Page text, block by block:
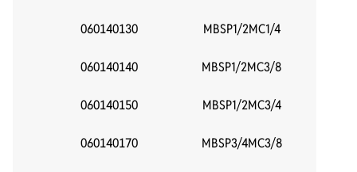
060140130 MBSP1/2MC1/4
060140140 MBSP1/2MC3/8
060140150 MBSP1/2MC3/4
060140170 MBSP3/4MC3/8